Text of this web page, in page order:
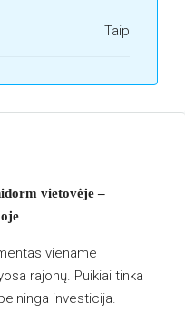
Taip
vietovėje –
viename
rajonų. Puikiai tinka
investicija.